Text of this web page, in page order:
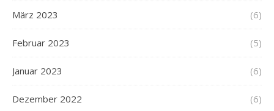
März 2023 (6)
Februar 2023 (5)
Januar 2023 (6)
Dezember 2022 (6)